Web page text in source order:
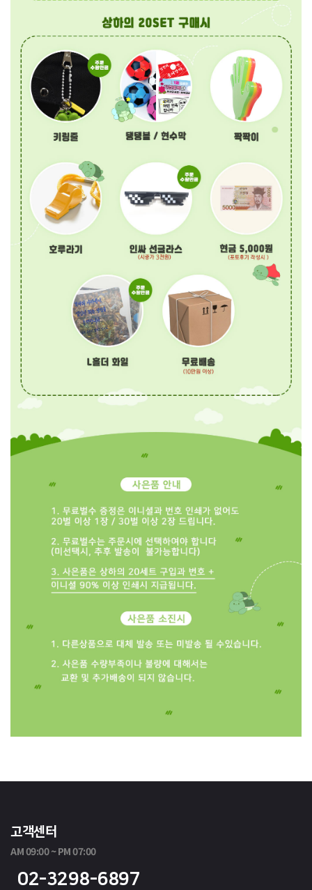
고객센터
AM 09:00 ~ PM 07:00
02-3298-6897